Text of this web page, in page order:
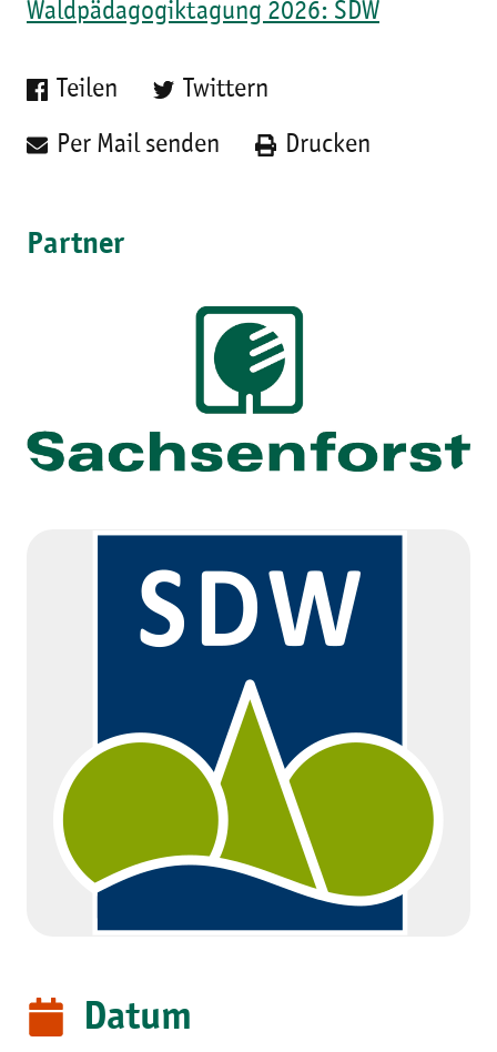
Waldpädagogiktagung 2026: SDW
Teilen Twittern
Per Mail senden Drucken
Partner
Datum